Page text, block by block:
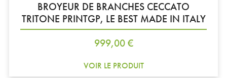
BROYEUR DE BRANCHES CECCATO
TRITONE PRINTGP, LE BEST MADE IN ITALY
Prix
999,00 €
VOIR LE PRODUIT